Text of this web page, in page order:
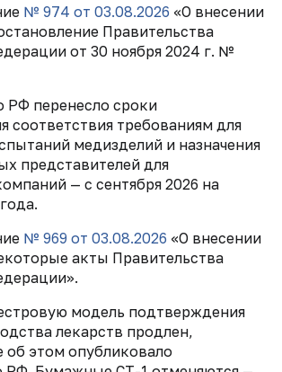
№ 974 от 03.08.2026 «О внесении
Правительства
от 30 ноября 2024 г. №
РФ перенесло сроки
соответствия требованиям для
медизделий и назначения
представителей для
— с сентября 2026 на
№ 969 от 03.08.2026 «О внесении
акты Правительства
модель подтверждения
лекарств продлен,
об этом опубликовало